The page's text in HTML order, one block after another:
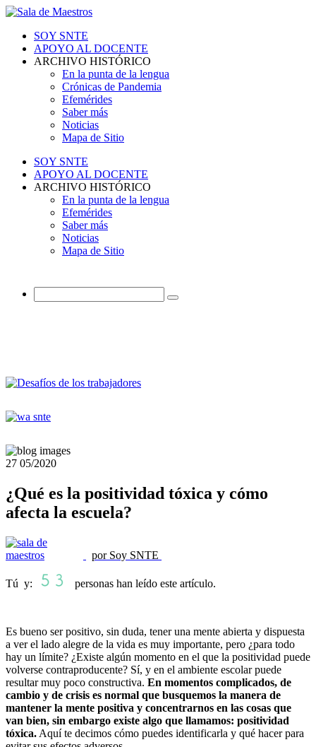
SOY SNTE
APOYO AL DOCENTE
ARCHIVO HISTÓRICO
En la punta de la lengua
Crónicas de Pandemia
Efemérides
Saber más
Noticias
Mapa de Sitio
SOY SNTE
APOYO AL DOCENTE
ARCHIVO HISTÓRICO
En la punta de la lengua
Efemérides
Saber más
Noticias
Mapa de Sitio
27 05/2020
¿Qué es la positividad tóxica y cómo
afecta la escuela?
por Soy SNTE
Tú y: personas han leído este artículo.
Es bueno ser positivo, sin duda, tener una mente abierta y dispuesta
a ver el lado alegre de la vida es muy importante, pero ¿para todo
hay un límite? ¿Existe algún momento en el que la positividad puede
volverse contraproducente? Sí, y en el ambiente escolar puede
resultar muy poco constructiva. En momentos complicados, de
cambio y de crisis es normal que busquemos la manera de
mantener la mente positiva y concentrarnos en las cosas que
van bien, sin embargo existe algo que llamamos: positividad
tóxica. Aquí te decimos cómo puedes identificarla y qué hacer para